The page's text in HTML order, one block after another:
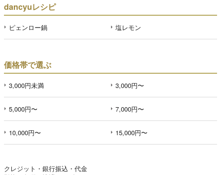
dancyuレシピ
ピェンロー鍋 塩レモン
価格帯で選ぶ
3,000円未満 3,000円〜
5,000円〜 7,000円〜
10,000円〜 15,000円〜
クレジット・銀行振込・代金